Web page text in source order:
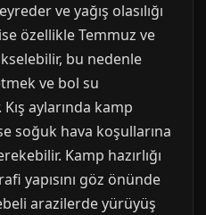
ve yağış olasılığı
özellikle Temmuz ve
bu nedenle
ve bol su
aylarında kamp
soğuk hava koşullarına
Kamp hazırlığı
yapısını göz önünde
arazilerde yürüyüş